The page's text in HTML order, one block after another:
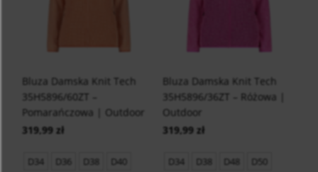
Bluza Damska Knit Tech
35H5896/60ZT –
Pomarańczowa | Outdoor
319,99 zł
D34 D36 D38
D40
Bluza Damska Knit Tech
35H5896/36ZT – Różowa |
Outdoor
319,99 zł
D34 D38 D48 D50